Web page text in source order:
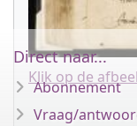
Klik op de
Direct naar...
Abonnement
Vraag/